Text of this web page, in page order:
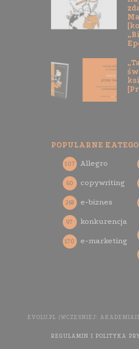
POPULARNE
Allegro
107
copywriting
60
e-biznes
268
konkurencja
97
e-marketing
170
EVOLU.PL (WCZEŚNIEJ:
REGULAMIN I POLITYKA